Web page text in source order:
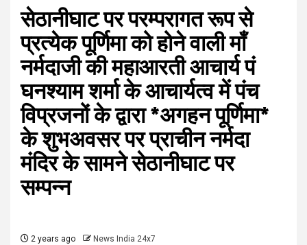
सेठानीघाट पर परम्परागत रूप से
प्रत्येक पूर्णिमा को होने वाली माँ
नर्मदाजी की महाआरती आचार्य पं
घनश्याम शर्मा के आचार्यत्व में पंच
विप्रजनों के द्वारा *अगहन पूर्णिमा*
के शुभअवसर पर प्राचीन नर्मदा
मंदिर के सामने सेठानीघाट पर
सम्पन्न
2 years ago News India 24x7